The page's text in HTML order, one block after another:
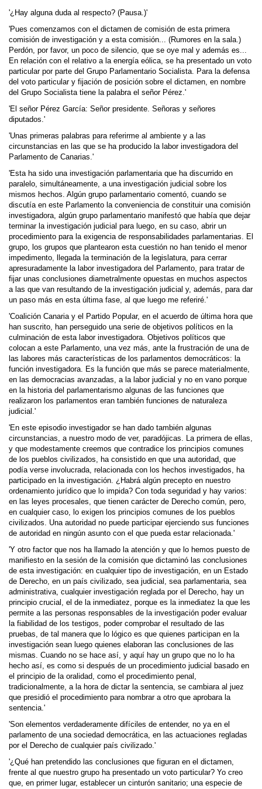
'¿Hay alguna duda al respecto? (Pausa.)'
'Pues comenzamos con el dictamen de comisión de esta primera
comisión de investigación y a esta comisión... (Rumores en la sala.)
Perdón, por favor, un poco de silencio, que se oye mal y además es...
En relación con el relativo a la energía eólica, se ha presentado un voto
particular por parte del Grupo Parlamentario Socialista. Para la defensa
del voto particular y fijación de posición sobre el dictamen, en nombre
del Grupo Socialista tiene la palabra el señor Pérez.'
'El señor Pérez García: Señor presidente. Señoras y señores
diputados.'
'Unas primeras palabras para referirme al ambiente y a las
circunstancias en las que se ha producido la labor investigadora del
Parlamento de Canarias.'
'Esta ha sido una investigación parlamentaria que ha discurrido en
paralelo, simultáneamente, a una investigación judicial sobre los
mismos hechos. Algún grupo parlamentario comentó, cuando se
discutía en este Parlamento la con­veniencia de constituir una comisión
inves­tigadora, algún grupo parlamentario manifestó que había que dejar
terminar la investigación judicial para luego, en su caso, abrir un
procedimiento para la exigencia de responsabilidades parlamentarias. El
grupo, los grupos que plantearon esta cuestión no han tenido el menor
impedimento, llegada la terminación de la legislatura, para cerrar
apresura­damente la labor investigadora del Parlamento, para tratar de
fijar unas conclusiones diame­tralmente opuestas en muchos aspectos
a las que van resultando de la investigación judicial y, además, para dar
un paso más en esta última fase, al que luego me referiré.'
'Coalición Canaria y el Partido Popular, en el acuerdo de última hora que
han suscrito, han perseguido una serie de objetivos políticos en la
culminación de esta labor investigadora. Objetivos políticos que
colocan a este Parlamento, una vez más, ante la frustración de una de
las labores más características de los parlamentos democráticos: la
función investigadora. Es la función que más se parece materialmente,
en las democracias avanzadas, a la labor judicial y no en vano porque
en la historia del parlamentarismo algunas de las funciones que
realizaron los parlamentos eran también funciones de naturaleza
judicial.'
'En este episodio investigador se han dado también algunas
circunstancias, a nuestro modo de ver, paradójicas. La primera de ellas,
y que modestamente creemos que contradice los principios comunes
de los pueblos civilizados, ha consistido en que una autoridad, que
podía verse involucrada, relacionada con los hechos inves­tigados, ha
participado en la investigación. ¿Habrá algún precepto en nuestro
ordenamiento jurídico que lo impida? Con toda seguridad y hay varios:
en las leyes procesales, que tienen carácter de Derecho común, pero,
en cualquier caso, lo exigen los principios comunes de los pueblos
civilizados. Una autoridad no puede participar ejerciendo sus funciones
de autoridad en ningún asunto con el que pueda estar relacionada.'
'Y otro factor que nos ha llamado la atención y que lo hemos puesto de
manifiesto en la sesión de la comisión que dictaminó las conclusiones
de esta investigación: en cualquier tipo de investigación, en un Estado
de Derecho, en un país civilizado, sea judicial, sea parlamentaria, sea
administrativa, cualquier investigación reglada por el Derecho, hay un
principio crucial, el de la inmediatez, porque es la inmediatez la que les
permite a las personas responsables de la investigación poder evaluar
la fiabilidad de los testigos, poder comprobar el resultado de las
pruebas, de tal manera que lo lógico es que quienes participan en la
investigación sean luego quienes elaboran las conclusiones de las
mismas. Cuando no se hace así, y aquí hay un grupo que no lo ha
hecho así, es como si después de un procedimiento judicial basado en
el principio de la oralidad, como el procedimiento penal,
tradicionalmente, a la hora de dictar la sentencia, se cambiara al juez
que presidió el procedimiento para nombrar a otro que aprobara la
sentencia.'
'Son elementos verdaderamente difíciles de entender, no ya en el
parlamento de una sociedad democrática, en las actuaciones regladas
por el Derecho de cualquier país civilizado.'
'¿Qué han pretendido las conclusiones que figuran en el dictamen,
frente al que nuestro grupo ha presentado un voto particular? Yo creo
que, en primer lugar, establecer un cinturón sanitario; una especie de